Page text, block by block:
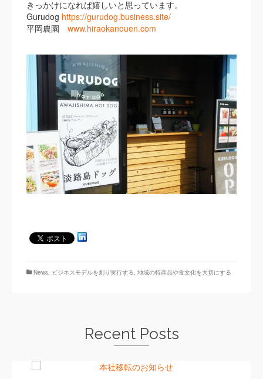
きっかけになれば嬉しいと思っています。
Gurudog https://gurudog.business.site/
平岡農園 www.hiraokanouen.com
News, ビジネスモデルを創り実行する, 地域の特産品や食文化を大切にする
Recent Posts